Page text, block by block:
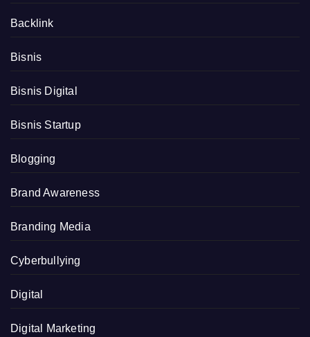
Backlink
Bisnis
Bisnis Digital
Bisnis Startup
Blogging
Brand Awareness
Branding Media
Cyberbullying
Digital
Digital Marketing